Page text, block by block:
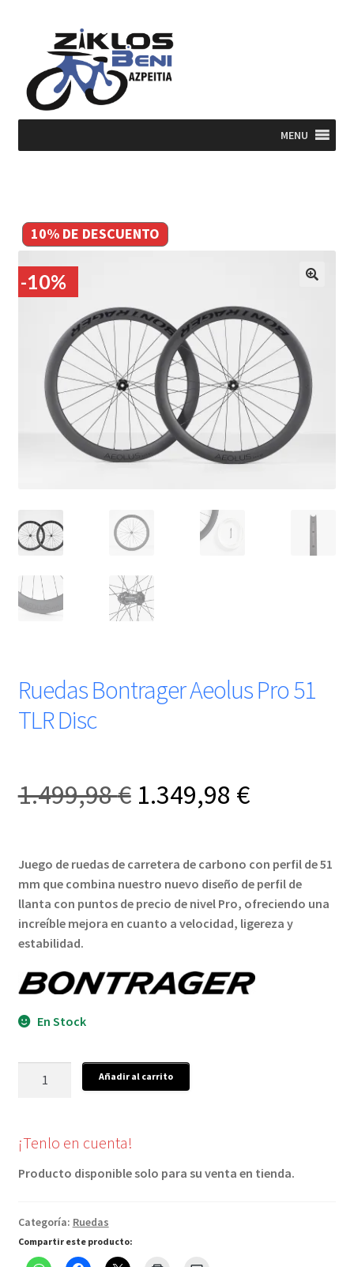
navegación
contenido
MENU
10% DE DESCUENTO
-10%
Ruedas Bontrager Aeolus Pro 51
TLR Disc
1.499,98€ El
original
era:
1.499,98 €.
1.349,98 €El
actual
es:
1.349,98
Juego de ruedas de carretera de carbono con perfil de 51
mm que combina nuestro nuevo diseño de perfil de
llanta con puntos de precio de nivel Pro, ofreciendo una
increíble mejora en cuanto a velocidad, ligereza y
estabilidad.
En Stock
51
TLR
Añadir al carrito
¡Tenlo en cuenta!
Producto disponible solo para su venta en tienda.
Categoría: Ruedas
Compartir este producto: